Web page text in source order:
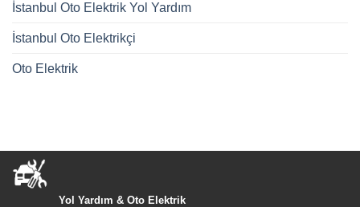
İstanbul Oto Elektrik Yol Yardım
İstanbul Oto Elektrikçi
Oto Elektrik
Yol Yardım & Oto Elektrik